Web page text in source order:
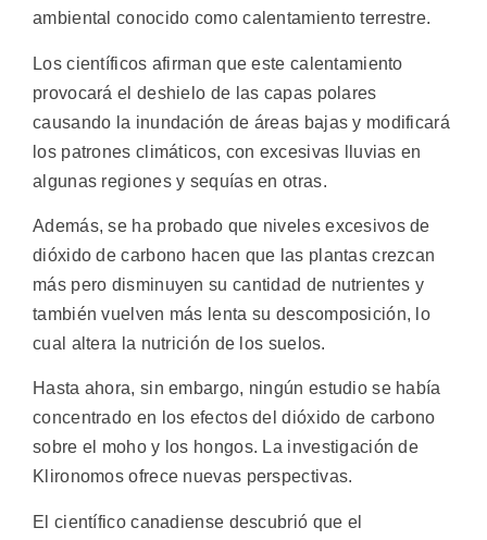
ambiental conocido como calentamiento terrestre.
Los científicos afirman que este calentamiento
provocará el deshielo de las capas polares
causando la inundación de áreas bajas y modificará
los patrones climáticos, con excesivas lluvias en
algunas regiones y sequías en otras.
Además, se ha probado que niveles excesivos de
dióxido de carbono hacen que las plantas crezcan
más pero disminuyen su cantidad de nutrientes y
también vuelven más lenta su descomposición, lo
cual altera la nutrición de los suelos.
Hasta ahora, sin embargo, ningún estudio se había
concentrado en los efectos del dióxido de carbono
sobre el moho y los hongos. La investigación de
Klironomos ofrece nuevas perspectivas.
El científico canadiense descubrió que el